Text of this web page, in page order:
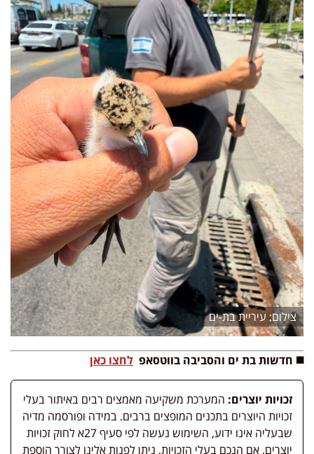
עיריית בת-ים
◼️ חדשות בת ים והסביבה בווטסאפ לחצו כאן
זכויות יוצרים: המערכת משקיעה מאמצים רבים באיתור בעלי
זכויות היוצרים בתכנים המופצים ברבים. במידה ופורסמה מדיה
שבעליה אינו ידוע, השימוש נעשה לפי סעיף 27א לחוק זכויות
יוצרים. אם הנכם בעלי הזכויות, ניתן לפנות אלינו לצורך הוספת